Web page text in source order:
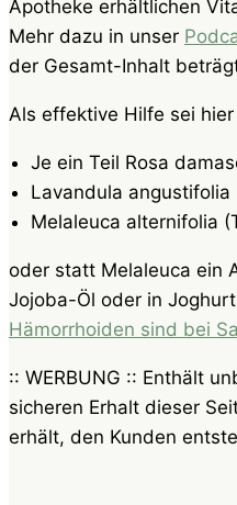
Apotheke erhältlichen
Mehr dazu in unser
der Gesamt-Inhalt
Als effektive Hilfe sei
Je ein Teil Rosa
Lavandula angustifolia
Melaleuca alternifolia
oder statt Melaleuca ein
Jojoba-Öl oder in
Hämorrhoiden sind bei
:: WERBUNG :: Enthält
sicheren Erhalt dieser
erhält, den Kunden